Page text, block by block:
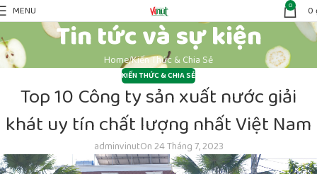
MENU 0 0
Tin tức và sự kiện
HomeKiến Thức & Chia Sẻ
KIẾN THỨC & CHIA SẺ
Top 10 Công ty sản xuất nước giải
khát uy tín chất lượng nhất Việt Nam
adminvinutOn 24 Tháng 7, 2023